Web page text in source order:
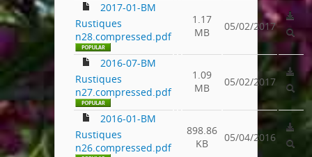
2017-01-BM
Rustiques
n28.compressed.pdf
1.17
MB
05/02/2017
2016-07-BM
Rustiques
n27.compressed.pdf
1.09
MB
05/02/2017
2016-01-BM
Rustiques
n26.compressed.pdf
898.86
KB
05/04/2016